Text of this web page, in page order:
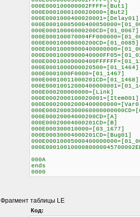
000E000100000002FFFF=[But1]
000E0001000100020000=[But2]
000E0001000400020001=[Delay01]
000E00010006000200CD=[01_0067]
000E00010008000200CD=[01_0085]
000E0001000D00020500=[01_1464]
000E0001000F0000=[01_1467]
000E00010011000201CD=[01_1468]
000E000200000000=[Link]
000E0002000100020001=[Item001]
000E00020004000200CD=[A]
000E00020004000201CD=[B]
000E000300010000=[03_1677]
000E00030004000201CD=[Bug01]
000A
ends
0000
Фрагмент таблицы LE
Код: